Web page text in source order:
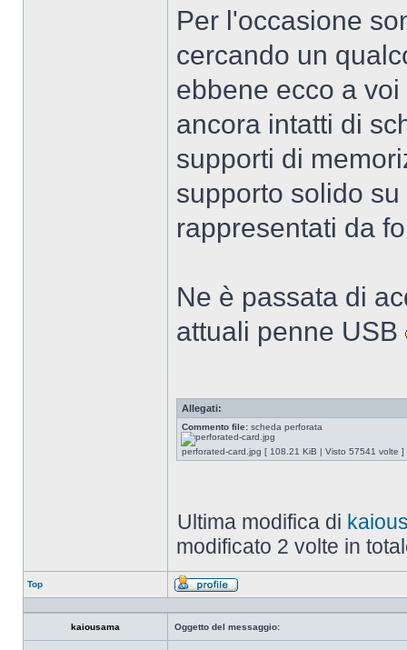
Per l'occasione
cercando un
ebbene ecco a
ancora intatti di
supporti di
supporto solido
rappresentati da
Ne è passata di
attuali penne USB
Allegati:
Commento file: scheda perforata
perforated-card.jpg [ 108.21 KiB | Visto 57541 volte ]
Ultima modifica di
modificato 2 volte in
Top
Profilo
kaiousama Oggetto del messaggio: